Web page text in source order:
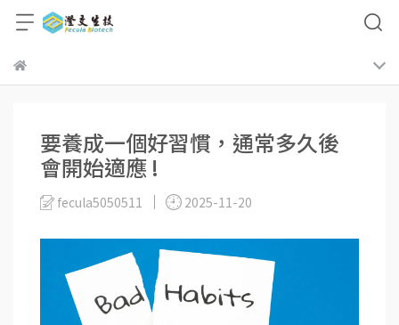
要養成一個好習慣，通常多久後
會開始適應 !
fecula5050511 2025-11-20